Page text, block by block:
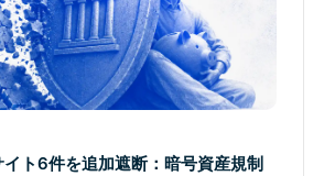
ト6件を追加遮断：暗号資産規制